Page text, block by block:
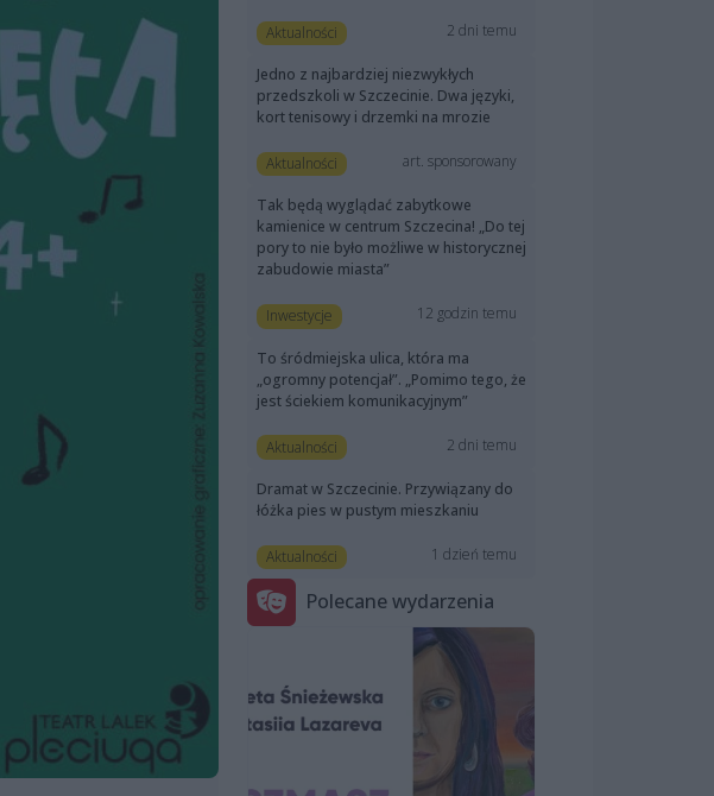
Aktualności 2 dni temu
Jedno z najbardziej niezwykłych
przedszkoli w Szczecinie. Dwa języki,
kort tenisowy i drzemki na mrozie
Aktualności art. sponsorowany
Tak będą wyglądać zabytkowe
kamienice w centrum Szczecina! „Do tej
pory to nie było możliwe w historycznej
zabudowie miasta”
Inwestycje 12 godzin temu
To śródmiejska ulica, która ma
„ogromny potencjał”. „Pomimo tego, że
jest ściekiem komunikacyjnym”
Aktualności 2 dni temu
Dramat w Szczecinie. Przywiązany do
łóżka pies w pustym mieszkaniu
Aktualności 1 dzień temu
Polecane wydarzenia